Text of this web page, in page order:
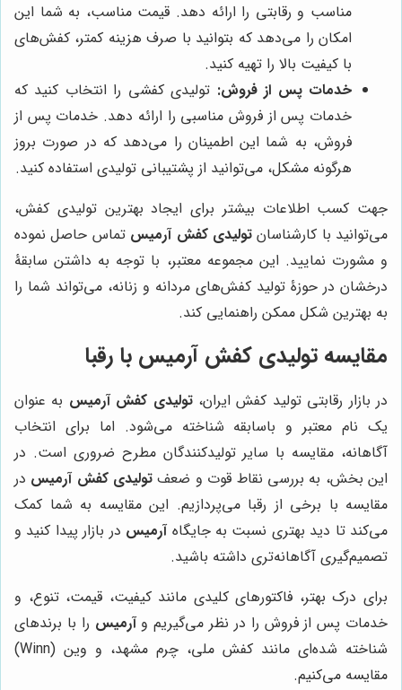
مناسب و رقابتی را ارائه دهد. قیمت مناسب، به شما این
امکان را می‌دهد که بتوانید با صرف هزینه کمتر، کفش‌های
با کیفیت بالا را تهیه کنید.
خدمات پس از فروش: تولیدی کفشی را انتخاب کنید که
خدمات پس از فروش مناسبی را ارائه دهد. خدمات پس از
فروش، به شما این اطمینان را می‌دهد که در صورت بروز
هرگونه مشکل، می‌توانید از پشتیبانی تولیدی استفاده کنید.
جهت کسب اطلاعات بیشتر برای ایجاد بهترین تولیدی کفش،
می‌توانید با کارشناسانتولیدی کفش آرمیس تماس حاصل نموده
و مشورت نمایید. این مجموعه معتبر، با توجه به داشتن سابقۀ
درخشان در حوزۀ تولید کفش‌های مردانه و زنانه، می‌تواند شما را
به بهترین شکل ممکن راهنمایی کند.
مقایسه تولیدی کفش آرمیس با رقبا
در بازار رقابتی تولید کفش ایران،تولیدی کفش آرمیس به عنوان
یک نام معتبر و باسابقه شناخته می‌شود. اما برای انتخاب
آگاهانه، مقایسه با سایر تولیدکنندگان مطرح ضروری است. در
این بخش، به بررسی نقاط قوت و ضعف تولیدی کفش آرمیس در
مقایسه با برخی از رقبا می‌پردازیم. این مقایسه به شما کمک
می‌کند تا دید بهتری نسبت به جایگاهآرمیس در بازار پیدا کنید و
تصمیم‌گیری آگاهانه‌تری داشته باشید.
برای درک بهتر، فاکتورهای کلیدی مانند کیفیت، قیمت، تنوع، و
خدمات پس از فروش را در نظر می‌گیریم وآرمیس را با برندهای
شناخته شده‌ای مانند کفش ملی، چرم مشهد، و وین (Winn)
مقایسه می‌کنیم.